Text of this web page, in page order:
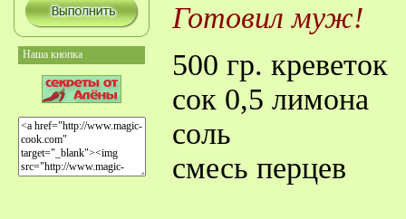
Наша кнопка
Готовил муж!
500 гр. креветок
сок 0,5 лимона
соль
смесь перцев